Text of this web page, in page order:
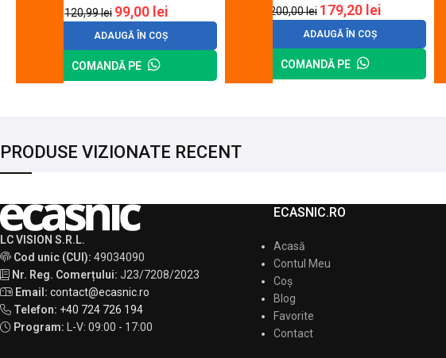
120,99lei 99,00 lei
ADAUGĂ ÎN COȘ
COMANDĂ PE
200,00lei 179,20 lei
ADAUGĂ ÎN COȘ
COMANDĂ PE
PRODUSE VIZIONATE RECENT
LC VISION S.R.L.
Cod unic (CUI): 49034090
Nr. Reg. Comerțului: J23/7208/2023
Email: contact@ecasnic.ro
Telefon: +40 724 726 194
Program:
L-V: 09:00 - 17:00
ECASNIC.RO
Acasă
Contul Meu
Coș
Blog
Favorite
Contact